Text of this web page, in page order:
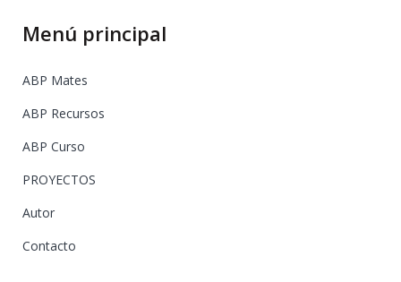
Menú principal
ABP Mates
ABP Recursos
ABP Curso
PROYECTOS
Autor
Contacto